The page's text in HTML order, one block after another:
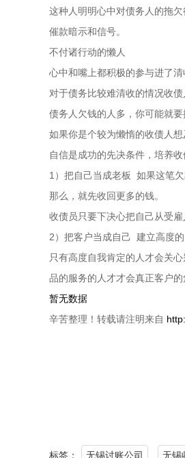
这种人明明心中对债务人的拖
催款暗示和信号。
不付诸行动的懒人
心中和嘴上都积极的参与进了
对于债务比较难清收的情况收
债务人欠钱的人多，你可能就要
如果你是个较为懒惰的收债人
自信是成功的先决条件，培养
1）把自己当成老板 如果这笔
那么，就先收回更多的钱。
收债员只要下决心把自己从受
2）把客户当成自己 建立高度
只有高度自我肯定的人才会关
品的服务的人才才会真正客户
暂无数据
辛苦整理！转载请注明来自
标签： 无锡讨账公司 无锡